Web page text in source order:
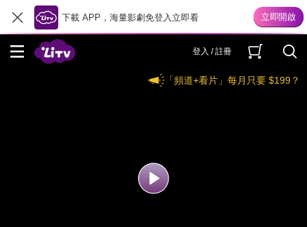
下載 APP，海量影劇免登入立即看
登入 / 註冊
「頻道+看片」每月只要 $199？